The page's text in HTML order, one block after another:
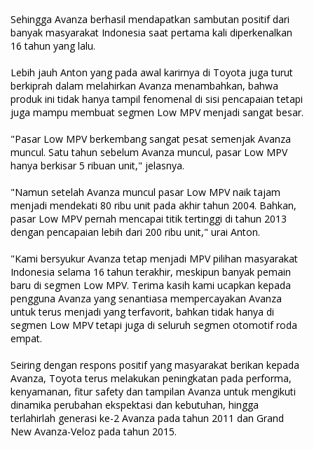
Sehingga Avanza berhasil mendapatkan sambutan positif dari
banyak masyarakat Indonesia saat pertama kali diperkenalkan
16 tahun yang lalu.
Lebih jauh Anton yang pada awal karirnya di Toyota juga turut
berkiprah dalam melahirkan Avanza menambahkan, bahwa
produk ini tidak hanya tampil fenomenal di sisi pencapaian tetapi
juga mampu membuat segmen Low MPV menjadi sangat besar.
"Pasar Low MPV berkembang sangat pesat semenjak Avanza
muncul. Satu tahun sebelum Avanza muncul, pasar Low MPV
hanya berkisar 5 ribuan unit," jelasnya.
"Namun setelah Avanza muncul pasar Low MPV naik tajam
menjadi mendekati 80 ribu unit pada akhir tahun 2004. Bahkan,
pasar Low MPV pernah mencapai titik tertinggi di tahun 2013
dengan pencapaian lebih dari 200 ribu unit," urai Anton.
"Kami bersyukur Avanza tetap menjadi MPV pilihan masyarakat
Indonesia selama 16 tahun terakhir, meskipun banyak pemain
baru di segmen Low MPV. Terima kasih kami ucapkan kepada
pengguna Avanza yang senantiasa mempercayakan Avanza
untuk terus menjadi yang terfavorit, bahkan tidak hanya di
segmen Low MPV tetapi juga di seluruh segmen otomotif roda
empat.
Seiring dengan respons positif yang masyarakat berikan kepada
Avanza, Toyota terus melakukan peningkatan pada performa,
kenyamanan, fitur safety dan tampilan Avanza untuk mengikuti
dinamika perubahan ekspektasi dan kebutuhan, hingga
terlahirlah generasi ke-2 Avanza pada tahun 2011 dan Grand
New Avanza-Veloz pada tahun 2015.